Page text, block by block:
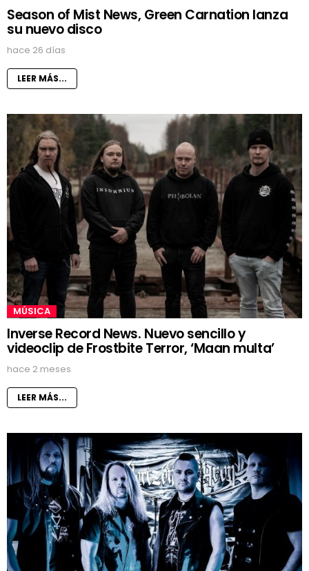
Season of Mist News, Green Carnation lanza
su nuevo disco
hace 26 días
LEER MÁS...
MÚSICA
Inverse Record News. Nuevo sencillo y
videoclip de Frostbite Terror, ‘Maan multa’
hace 2 meses
LEER MÁS...